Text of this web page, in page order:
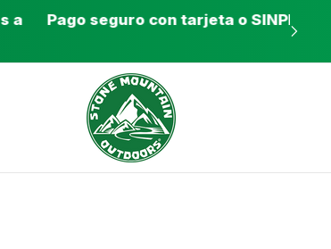
seguro con tarjeta o SINPE móvil
el país con Correos de Costa